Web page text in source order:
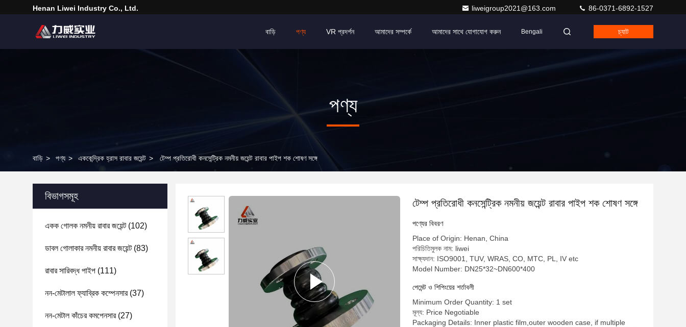
Henan Liwei Industry Co., Ltd. liweigroup2021@163.com 86-0371-6892-1527
বাড়ি পণ্য VR প্রদর্শন আমাদের সম্পর্কে আমাদের সাথে যোগাযোগ করুন Bengali চ্যাট
পণ্য
বাড়ি > পণ্য > এককেন্দ্রিক হ্রাস রাবার জয়েন্ট > টেম্প প্রতিরোধী কনসেন্ট্রিক নমনীয় জয়েন্ট রাবার পাইপ শক শোষণ সঙ্গে
বিভাগসমূহ
একক গোলক নমনীয় রাবার জয়েন্ট(102)
ডাবল গোলাকার নমনীয় রাবার জয়েন্ট(83)
রাবার সারিবদ্ধ পাইপ (111)
নন-মেটালাল ফ্যাব্রিক কম্পেনসার(37)
নন-মেটাল কাঁচের কমপেনসার(27)
টেম্প প্রতিরোধী কনসেন্ট্রিক নমনীয় জয়েন্ট রাবার পাইপ শক শোষণ সঙ্গে
পণ্যের বিবরণ
Place of Origin: Henan, China
পরিচিতিমুলক নাম: liwei
সাক্ষ্যদান: ISO9001, TUV, WRAS, CO, MTC, PL, IV etc
Model Number: DN25*32~DN600*400
পেমেন্ট ও শিপিংয়ের শর্তাবলী
Minimum Order Quantity: 1 set
মূল্য: Price Negotiable
Packaging Details: Inner plastic film,outer wooden case, if multiple